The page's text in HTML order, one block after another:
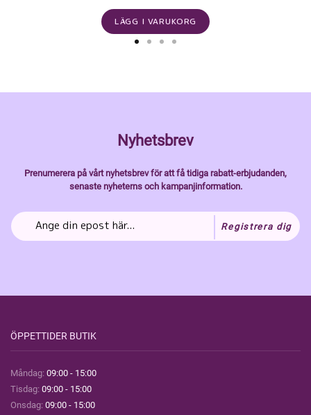
LÄGG I VARUKORG
Nyhetsbrev
Prenumerera på vårt nyhetsbrev för att få tidiga rabatt-erbjudanden,
senaste nyheterns och kampanjinformation.
Registrera dig
ÖPPETTIDER BUTIK
Måndag: 09:00 - 15:00
Tisdag: 09:00 - 15:00
Onsdag: 09:00 - 15:00